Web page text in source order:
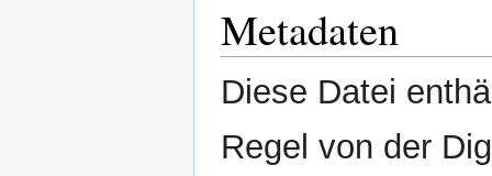
Metadaten
Diese Datei
Regel von der